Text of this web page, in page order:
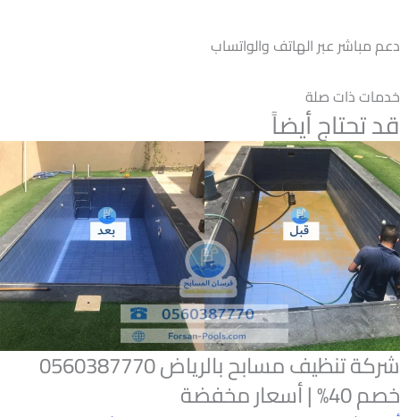
دعم مباشر عبر الهاتف والواتساب
خدمات ذات صلة
قد تحتاج أيضاً
شركة تنظيف مسابح بالرياض 0560387770
خصم 40% | أسعار مخفضة